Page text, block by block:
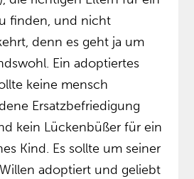
finden, und nicht
denn es geht ja um
Ein adoptiertes
keine mensch
Ersatzbefriedigung
kein Lückenbüßer für ein
Kind. Es sollte um seiner
adoptiert und geliebt